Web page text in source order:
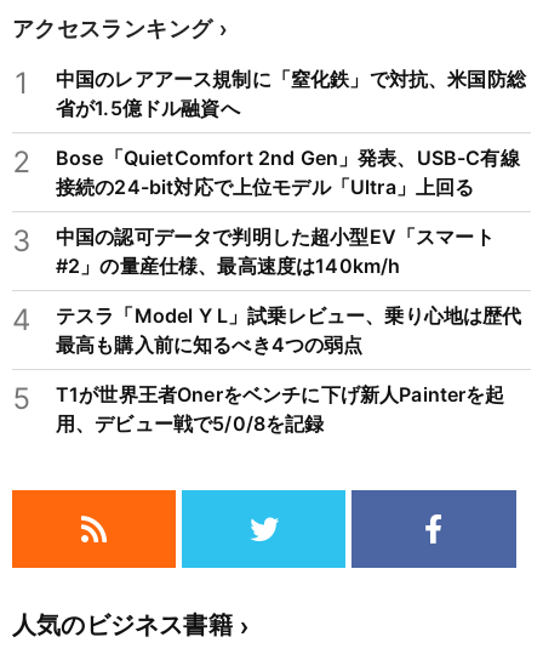
アクセスランキング
1
中国のレアアース規制に「窒化鉄」で対抗、米国防総
省が1.5億ドル融資へ
2
Bose「QuietComfort 2nd Gen」発表、USB-C有線
接続の24-bit対応で上位モデル「Ultra」上回る
3
中国の認可データで判明した超小型EV「スマート
#2」の量産仕様、最高速度は140km/h
4
テスラ「Model Y L」試乗レビュー、乗り心地は歴代
最高も購入前に知るべき4つの弱点
5
T1が世界王者Onerをベンチに下げ新人Painterを起
用、デビュー戦で5/0/8を記録
人気のビジネス書籍